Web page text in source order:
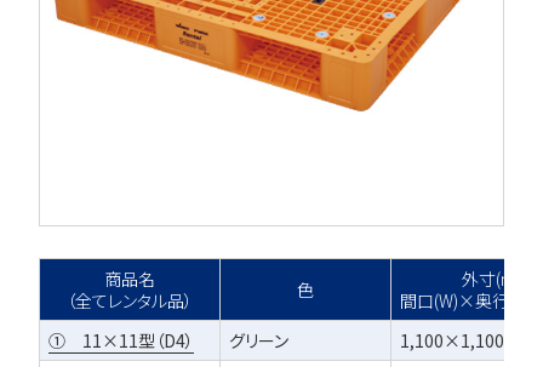
商品名
（全てレンタル品）
色
外寸(mm)
間口(W)×奥行
① 11×11型（D4）
グリーン